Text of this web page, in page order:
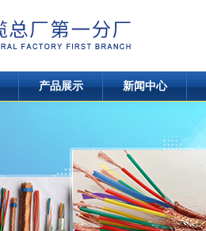
产品展示 新闻中心